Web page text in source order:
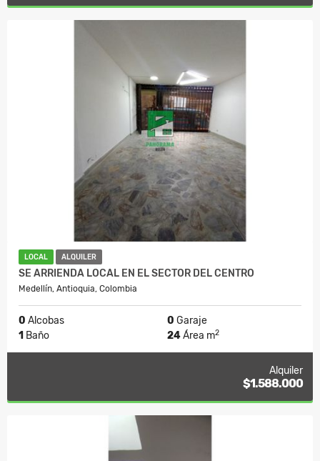
LOCAL ALQUILER
SE ARRIENDA LOCAL EN EL SECTOR DEL CENTRO
Medellín, Antioquia, Colombia
0 Alcobas 0 Garaje
1 Baño 24Área m2
Alquiler
$1.588.000